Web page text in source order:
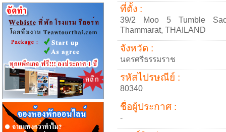
ที่ตั้ง :
39/2 Moo 5 Tumble
Thammarat, THAILAND
จังหวัด :
นครศรีธรรมราช
รหัสไปรษณีย์ :
80340
ชื่อผู้ประกาศ :
-